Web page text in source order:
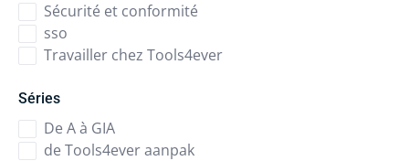
Sécurité et conformité
sso
Travailler chez Tools4ever
Séries
De A à GIA
de Tools4ever aanpak